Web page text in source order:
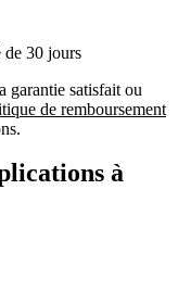
de 30 jours
garantie satisfait ou
de remboursement
à